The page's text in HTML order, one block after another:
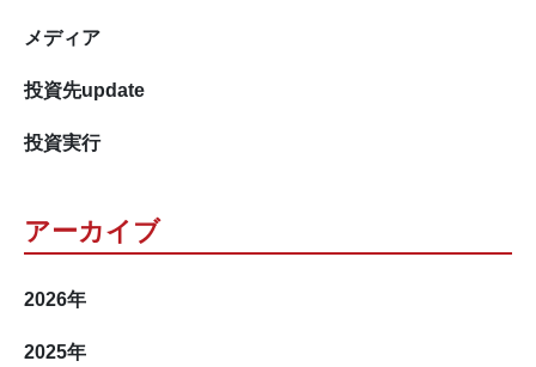
メディア
投資先update
投資実行
アーカイブ
2026年
2025年